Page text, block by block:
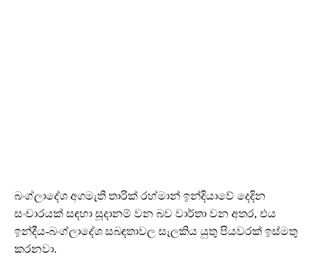
බංග්ලාදේශ අගමැති තාරික් රහ්මාන් ඉන්දියාවේ දෙදින
සංචාරයක් සඳහා සූදානම් වන බව වාර්තා වන අතර, එය
ඉන්දීය-බංග්ලාදේශ සබඳතාවල සැලකිය යුතු පියවරක් ඉස්මතු
කරනවා.